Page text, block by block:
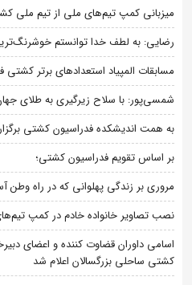
میزبانی کمپ تیم‌های ملی از تیم ملی
رضایی: به لطف خدا توانستم
مسابقات المپیاد استعدادهای برتر کشتی
شمسی‌پور: با سلاح زیرگیری به طلای
به همت اندیشکده فدراسیون کشتی
بر اساس تقویم فدراسیون کشتی؛
مروری بر زندگی پهلوانی که در راه وطن
نصب تصاویر خانواده خادم در کمپ
اسامی داوران قضاوت کننده و اعضای
کشتی ساحلی بزرگسالان اعلام شد